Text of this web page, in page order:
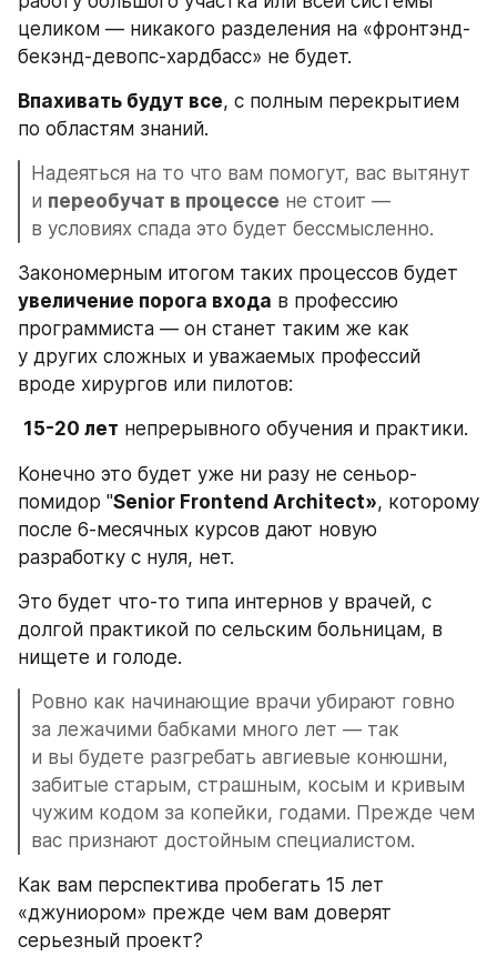
целиком — никакого разделения на «фронтэнд-
бекэнд-девопс-хардбасс» не будет.
Впахивать будут все, с полным перекрытием
по областям знаний.
Надеяться на то что вам помогут, вас вытянут
и переобучат в процессе не стоит —
в условиях спада это будет бессмысленно.
увеличение порога входа в профессию
программиста — он станет таким же как
у других сложных и уважаемых профессий
вроде хирургов или пилотов:
15-20 лет непрерывного обучения и практики.
Конечно это будет уже ни разу не сеньор-
помидор "Senior Frontend Architect», которому
после 6-месячных курсов дают новую
разработку с нуля, нет.
Это будет что-то типа интернов у врачей, с
долгой практикой по сельским больницам, в
нищете и голоде.
Ровно как начинающие врачи убирают говно
за лежачими бабками много лет — так
и вы будете разгребать авгиевые конюшни,
забитые старым, страшным, косым и кривым
чужим кодом за копейки, годами. Прежде чем
вас признают достойным специалистом.
Как вам перспектива пробегать 15 лет
«джуниором» прежде чем вам доверят
серьезный проект?